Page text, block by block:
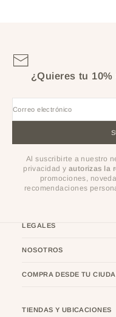
¿Quieres tu 10%
Correo electrónico
Al suscribirte a nuestro
privacidad y autorizas la
promociones,
recomendaciones
LEGALES
NOSOTROS
COMPRA DESDE TU
TIENDAS Y UBICACIONES